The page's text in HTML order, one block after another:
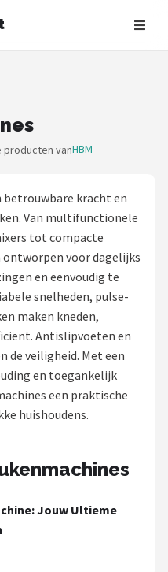
producten vanHBM
betrouwbare kracht en
Van multifunctionele
tot compacte
voor dagelijks
en eenvoudig te
snelheden, pulse-
maken kneden,
Antislipvoeten en
de veiligheid. Met een
en toegankelijk
een praktische
huishoudens.
Jouw Ultieme